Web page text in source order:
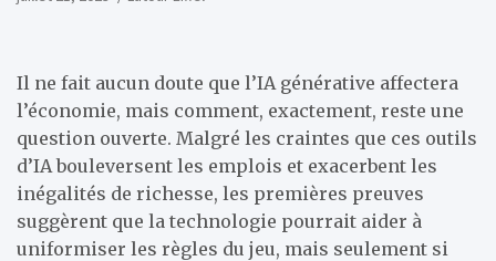
Il ne fait aucun doute que l’IA générative affectera
l’économie, mais comment, exactement, reste une
question ouverte. Malgré les craintes que ces outils
d’IA bouleversent les emplois et exacerbent les
inégalités de richesse, les premières preuves
suggèrent que la technologie pourrait aider à
uniformiser les règles du jeu, mais seulement si